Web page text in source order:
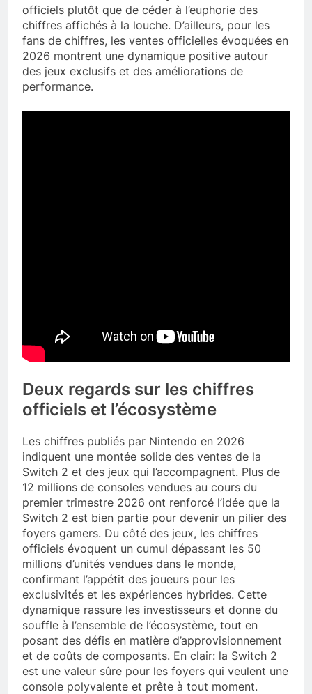
officiels plutôt que de céder à l’euphorie des
chiffres affichés à la louche. D’ailleurs, pour les
fans de chiffres, les ventes officielles évoquées en
2026 montrent une dynamique positive autour
des jeux exclusifs et des améliorations de
performance.
Deux regards sur les chiffres
officiels et l’écosystème
Les chiffres publiés par Nintendo en 2026
indiquent une montée solide des ventes de la
Switch 2 et des jeux qui l’accompagnent. Plus de
12 millions de consoles vendues au cours du
premier trimestre 2026 ont renforcé l’idée que la
Switch 2 est bien partie pour devenir un pilier des
foyers gamers. Du côté des jeux, les chiffres
officiels évoquent un cumul dépassant les 50
millions d’unités vendues dans le monde,
confirmant l’appétit des joueurs pour les
exclusivités et les expériences hybrides. Cette
dynamique rassure les investisseurs et donne du
souffle à l’ensemble de l’écosystème, tout en
posant des défis en matière d’approvisionnement
et de coûts de composants. En clair: la Switch 2
est une valeur sûre pour les foyers qui veulent une
console polyvalente et prête à tout moment.